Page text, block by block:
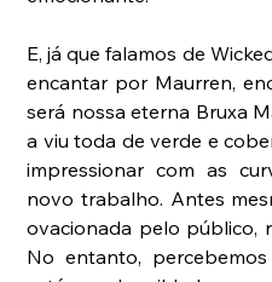
E, já que falamos de
encantar por Maurren,
será nossa eterna Bruxa
a viu toda de verde e
impressionar com as
novo trabalho. Antes
ovacionada pelo público,
No entanto,